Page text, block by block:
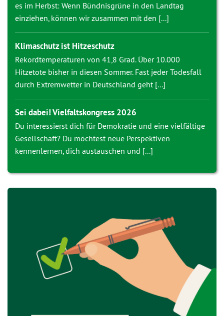
es im Herbst: Wenn Bündnisgrüne in den Landtag
einziehen, können wir zusammen mit den [...]
Klimaschutz ist Hitzeschutz
Rekordtemperaturen von 41,8 Grad. Über 10.000
Hitzetote bisher in diesen Sommer. Fast jeder Todesfall
durch Extremwetter in Deutschland geht [...]
Sei dabei! Vielfaltskongress 2026
Du interessierst dich für Demokratie und eine vielfältige
Gesellschaft? Du möchtest neue Perspektiven
kennenlernen, dich austauschen und [...]